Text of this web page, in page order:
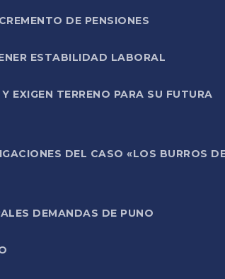
DE PENSIONES
ESTABILIDAD LABORAL
EXIGEN TERRENO PARA SU FUTURA
DEL CASO «LOS BURROS
DEMANDAS DE PUNO